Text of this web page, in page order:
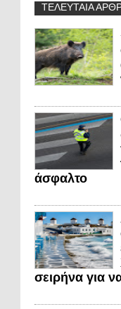
ΤΕΛΕΥΤΑΙΑ
άσφαλτο
σειρήνα για